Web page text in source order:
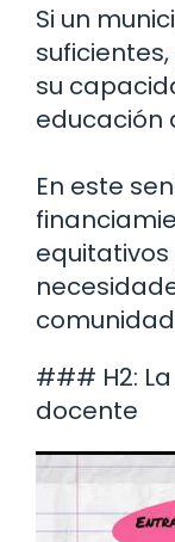
Si un
su
educación
En este
### H2:
docente